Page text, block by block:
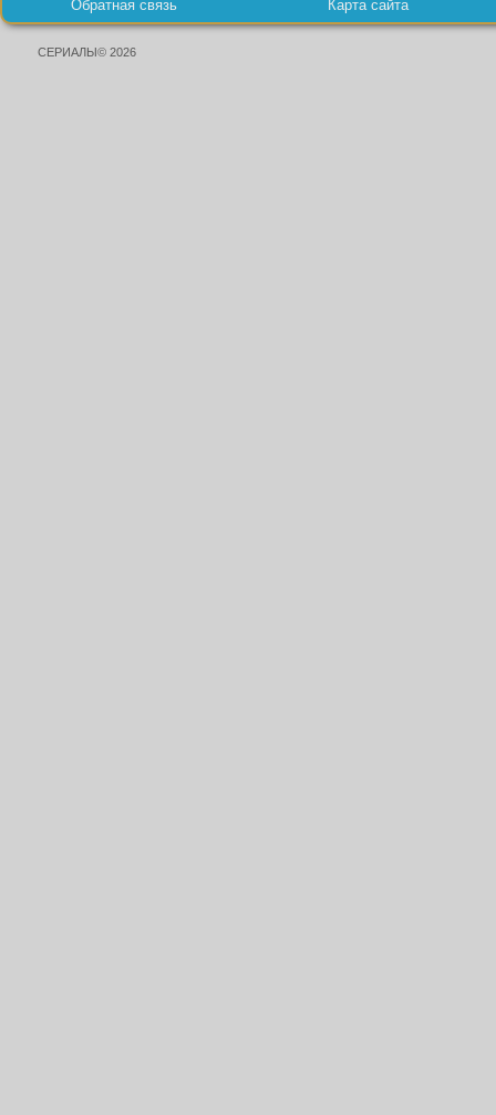
Обратная связь Карта сайта
СЕРИАЛЫ© 2026